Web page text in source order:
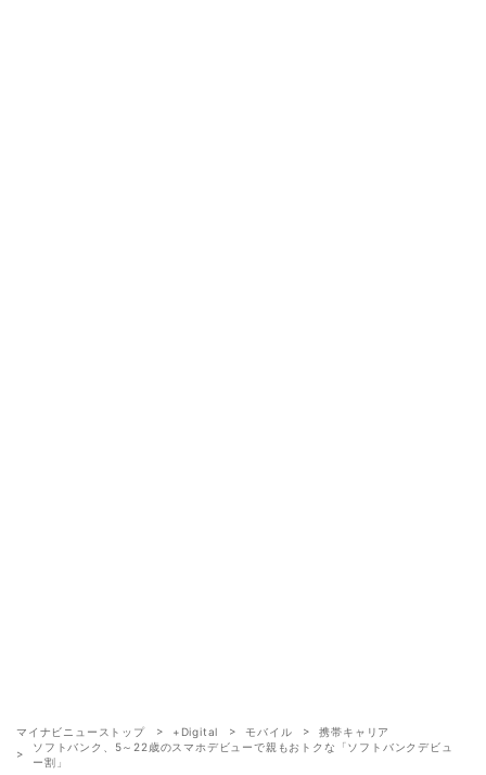
マイナビニューストップ +Digital モバイル
携帯キャリア
ソフトバンク、5～22歳のスマホデビューで親もおトクな「ソフトバンクデビュ
ー割」